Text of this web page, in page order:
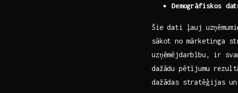
Demogrāfiskos
Šie dati ļauj
sākot no ⁤mārketinga
uzņēmējdarbību, ir
dažādu pētījumu
dažādas stratēģijas